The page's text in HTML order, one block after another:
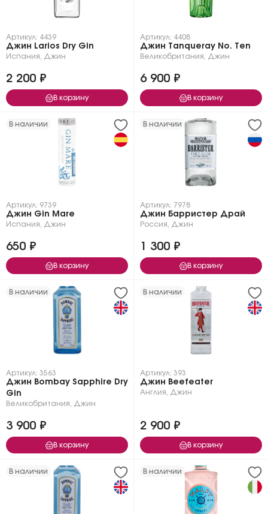
Артикул: 4439
Джин Larios Dry Gin
Испания Джин
2 200 ₽
В корзину
Артикул: 4408
Джин Tanqueray No. Ten
Великобритания Джин
6 900 ₽
В корзину
В наличии
Артикул: 9739
Джин Gin Mare
Испания Джин
650 ₽
В корзину
В наличии
Артикул: 7978
Джин Барристер Драй
Россия Джин
1 300 ₽
В корзину
В наличии
Артикул: 3563
Джин Bombay Sapphire Dry
Gin
Великобритания Джин
3 900 ₽
В корзину
В наличии
Артикул: 393
Джин Beefeater
Англия Джин
2 900 ₽
В корзину
В наличии В наличии